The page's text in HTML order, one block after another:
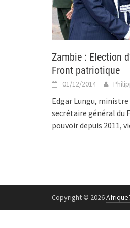
Zambie : Election
Front patriotique
01/12/2014
Edgar Lungu,
secrétaire général du
pouvoir depuis 2011,
Copyright © 2026